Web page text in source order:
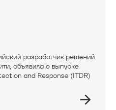
разработчик решений
объявила о выпуске
and Response (ITDR)